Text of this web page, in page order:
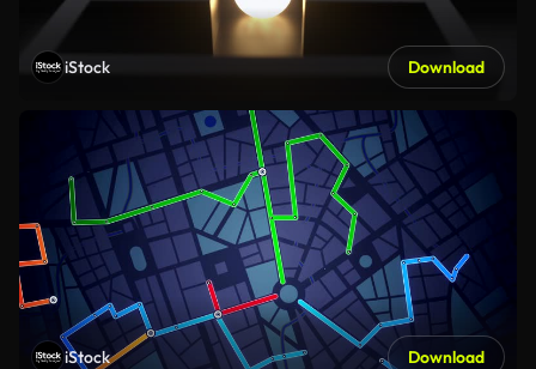
iStock Download
iStock Download